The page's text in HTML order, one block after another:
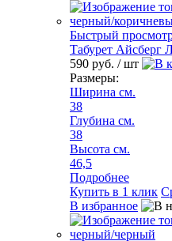
Быстрый
Табурет Айсберг
590 руб. / шт
Размеры:
Ширина см.
38
Глубина см.
38
Высота см.
46,5
Подробнее
Купить в 1 клик
В избранное